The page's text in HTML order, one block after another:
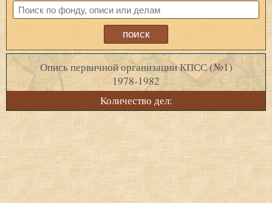
Опись первичной организации КПСС (№1)
1978-1982
Количество дел: